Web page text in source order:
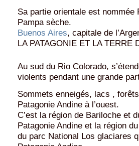
Sa partie orientale est
Pampa sèche.
Buenos Aires, capitale de
LA PATAGONIE ET LA TERRE
Au sud du Rio Colorado,
violents pendant une grande
Sommets enneigés, lacs ,
Patagonie Andine à l’ouest.
C’est la région de Bariloche et
Patagonie Andine et la région
du parc National Los glaciares